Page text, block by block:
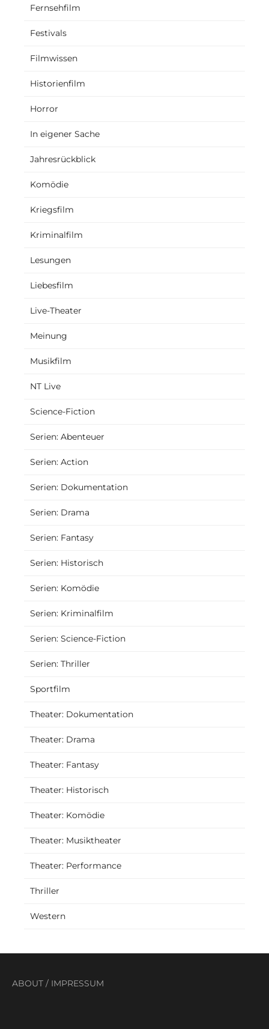
Fernsehfilm
Festivals
Filmwissen
Historienfilm
Horror
In eigener Sache
Jahresrückblick
Komödie
Kriegsfilm
Kriminalfilm
Lesungen
Liebesfilm
Live-Theater
Meinung
Musikfilm
NT Live
Science-Fiction
Serien: Abenteuer
Serien: Action
Serien: Dokumentation
Serien: Drama
Serien: Fantasy
Serien: Historisch
Serien: Komödie
Serien: Kriminalfilm
Serien: Science-Fiction
Serien: Thriller
Sportfilm
Theater: Dokumentation
Theater: Drama
Theater: Fantasy
Theater: Historisch
Theater: Komödie
Theater: Musiktheater
Theater: Performance
Thriller
Western
ABOUT / IMPRESSUM